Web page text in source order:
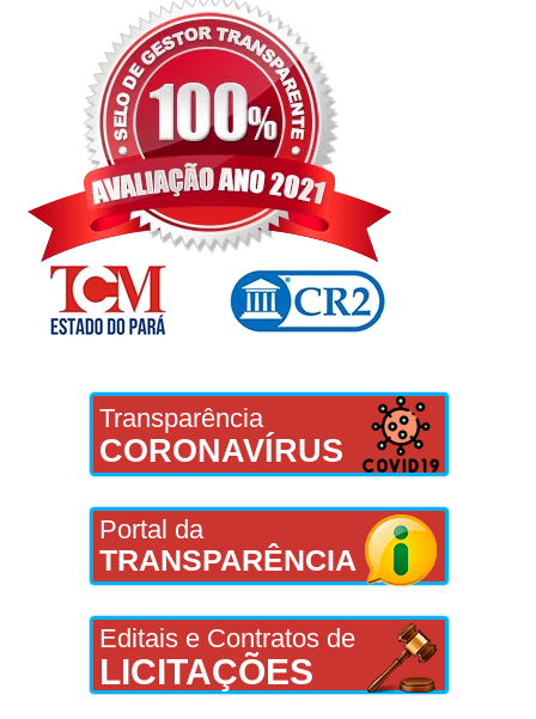
Transparência
CORONAVÍRUS
Portal da
TRANSPARÊNCIA
Editais e Contratos de
LICITAÇÕES